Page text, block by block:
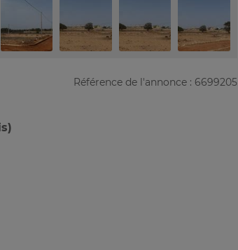
Référence de l'annonce : 6699205